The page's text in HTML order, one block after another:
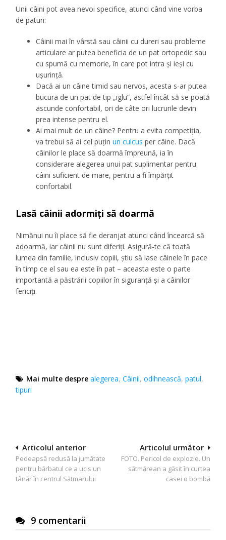
Unii câini pot avea nevoi specifice, atunci când vine vorba
de paturi:
Câinii mai în vârstă sau câinii cu dureri sau probleme
articulare ar putea beneficia de un pat ortopedic sau
cu spumă cu memorie, în care pot intra și ieși cu
ușurință.
Dacă ai un câine timid sau nervos, acesta s-ar putea
bucura de un pat de tip „iglu”, astfel încât să se poată
ascunde confortabil, ori de câte ori lucrurile devin
prea intense pentru el.
Ai mai mult de un câine? Pentru a evita competiția,
va trebui să ai cel puținun culcus per câine. Dacă
câinilor le place să doarmă împreună, ia în
considerare alegerea unui pat suplimentar pentru
câini suficient de mare, pentru a fi împărțit
confortabil.
Lasă câinii adormiți să doarmă
Nimănui nu îi place să fie deranjat atunci când încearcă să
adoarmă, iar câinii nu sunt diferiți. Asigură-te că toată
lumea din familie, inclusiv copiii, știu să lase câinele în pace
în timp ce el sau ea este în pat – aceasta este o parte
importantă a păstrării copiilor în siguranță și a câinilor
fericiți.
Mai multe despre alegerea,Câinii,odihnească,patul,
tipuri
Navigare
în
articole
Articolul următor
FOTO. Pericol de explozie. Un
sătmărean a găsit în curtea
casei o bombă
Articolul anterior
Pedeapsă redusă la jumătate
pentru bărbatul ce a ucis un
tânăr în centrul Sătmarului
9 comentarii